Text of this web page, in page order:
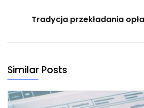
Tradycja przekładania
Similar Posts